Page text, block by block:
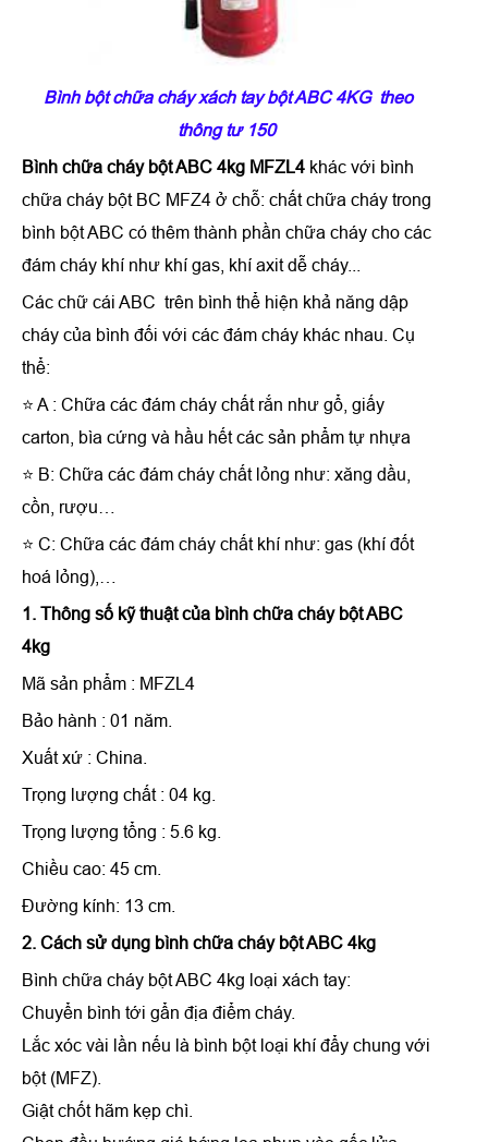
Bình bột chữa cháy xách tay bột ABC 4KG theo
thông tư 150
Bình chữa cháy bột ABC 4kg MFZL4 khác với bình
chữa cháy bột BC MFZ4 ở chỗ: chất chữa cháy trong
bình bột ABC có thêm thành phần chữa cháy cho các
đám cháy khí như khí gas, khí axit dễ cháy...
Các chữ cái ABC trên bình thể hiện khả năng dập
cháy của bình đối với các đám cháy khác nhau. Cụ
thể:
⭐ A : Chữa các đám cháy chất rắn như gổ, giấy
carton, bìa cứng và hầu hết các sản phẩm tự nhựa
⭐ B: Chữa các đám cháy chất lỏng như: xăng dầu,
cồn, rượu…
⭐ C: Chữa các đám cháy chất khí như: gas (khí đốt
hoá lỏng),…
1. Thông số kỹ thuật của bình chữa cháy bột ABC
4kg
Mã sản phẩm : MFZL4
Bảo hành : 01 năm.
Xuất xứ : China.
Trọng lượng chất : 04 kg.
Trọng lượng tổng : 5.6 kg.
Chiều cao: 45 cm.
Đường kính: 13 cm.
2. Cách sử dụng bình chữa cháy bột ABC 4kg
Bình chữa cháy bột ABC 4kg loại xách tay:
Chuyển bình tới gẩn địa điểm cháy.
Lắc xóc vài lần nếu là bình bột loại khí đẩy chung với
bột (MFZ).
Giật chốt hãm kẹp chì.